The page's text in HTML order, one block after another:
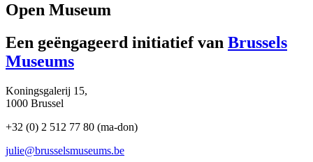
Open Museum
Een geëngageerd initiatief van Brussels
Museums
Koningsgalerij 15,
1000 Brussel
+32 (0) 2 512 77 80 (ma-don)
julie@brusselsmuseums.be